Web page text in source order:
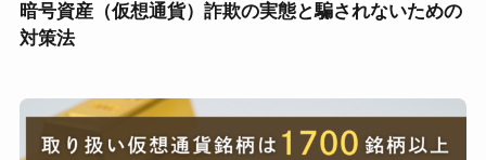
暗号資産（仮想通貨）詐欺の実態と騙されないための
対策法